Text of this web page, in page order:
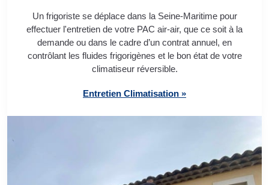
Un frigoriste se déplace dans la Seine-Maritime pour
effectuer l'entretien de votre PAC air-air, que ce soit à la
demande ou dans le cadre d’un contrat annuel, en
contrôlant les fluides frigorigènes et le bon état de votre
climatiseur réversible.
Entretien Climatisation »